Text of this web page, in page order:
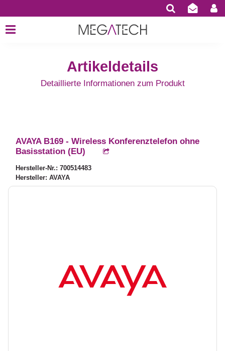
Artikeldetails
Detaillierte Informationen zum Produkt
AVAYA B169 - Wireless Konferenztelefon ohne
Basisstation (EU)
Hersteller-Nr.: 700514483
Hersteller: AVAYA